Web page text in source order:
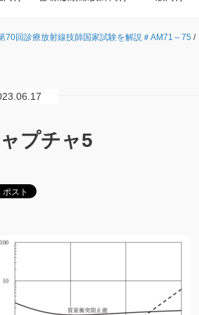
70回診療放射線技師国家試験を解説＃AM71～75 /
プチャ5